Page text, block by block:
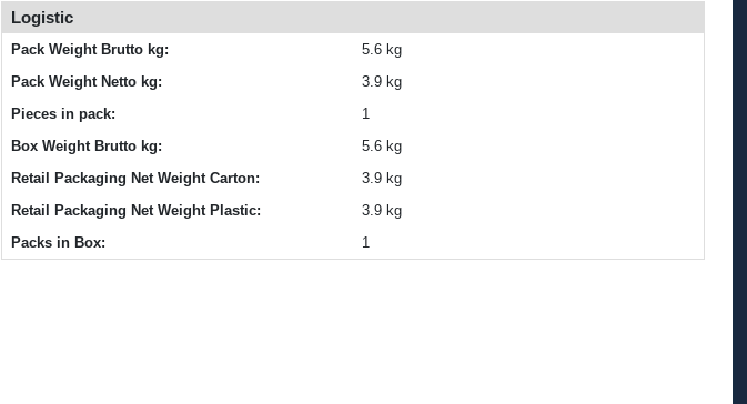
Logistic
Pack Weight Brutto kg:
5.6 kg
Pack Weight Netto kg:
3.9 kg
Pieces in pack:
1
Box Weight Brutto kg:
5.6 kg
Retail Packaging Net Weight Carton:
3.9 kg
Retail Packaging Net Weight Plastic:
3.9 kg
Packs in Box:
1